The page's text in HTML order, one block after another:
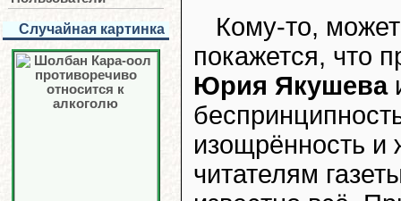
Случайная картинка
Кому-то,
покажется, что
Юрия Якушева
изощрённость и
читателям